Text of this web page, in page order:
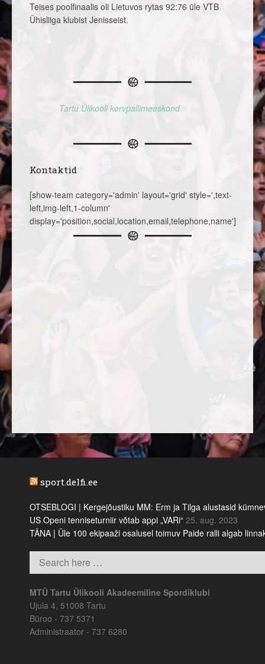
Teises poolfinaalis oli Lietuvos rytas 92:76 üle VTB
Ühisliiga klubist Jenisseist.
Tartu Ülikooli korvpallimeeskond
Kontaktid
[show-team category='admin' layout='grid' style=',text-
left,img-left,1-column'
display='position,social,location,email,telephone,name']
sport.delfi.ee
OTSEBLOGI | Kergejõustiku MM: Erm ja Tilga alustasid
US Openi tenniseturniir võtab appi „VARi“ 25. aug. 2023
TÄNA | Üle 100 ekipaaži osalusel toimuv Paide ralli algab
MTÜ Tartu Ülikooli Akadeemiline Spordiklubi
Ujula 4, 51008 Tartu
Büroo - 737 5371
Administraator - 737 6280